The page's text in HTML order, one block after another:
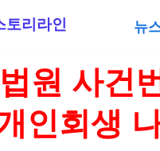
토리라인 뉴
법원 사건
인회생